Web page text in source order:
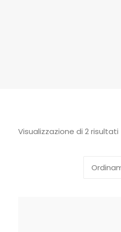
Visualizzazione di 2 risultati